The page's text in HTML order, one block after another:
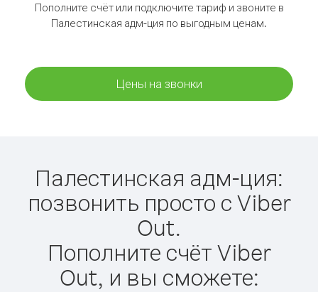
Пополните счёт или подключите тариф и звоните в
Палестинская адм-ция по выгодным ценам.
Цены на звонки
Палестинская адм-ция:
позвонить просто с Viber
Out.
Пополните счёт Viber
Out, и вы сможете: